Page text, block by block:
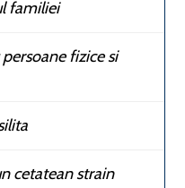
familiei
fizice si
cetatean strain